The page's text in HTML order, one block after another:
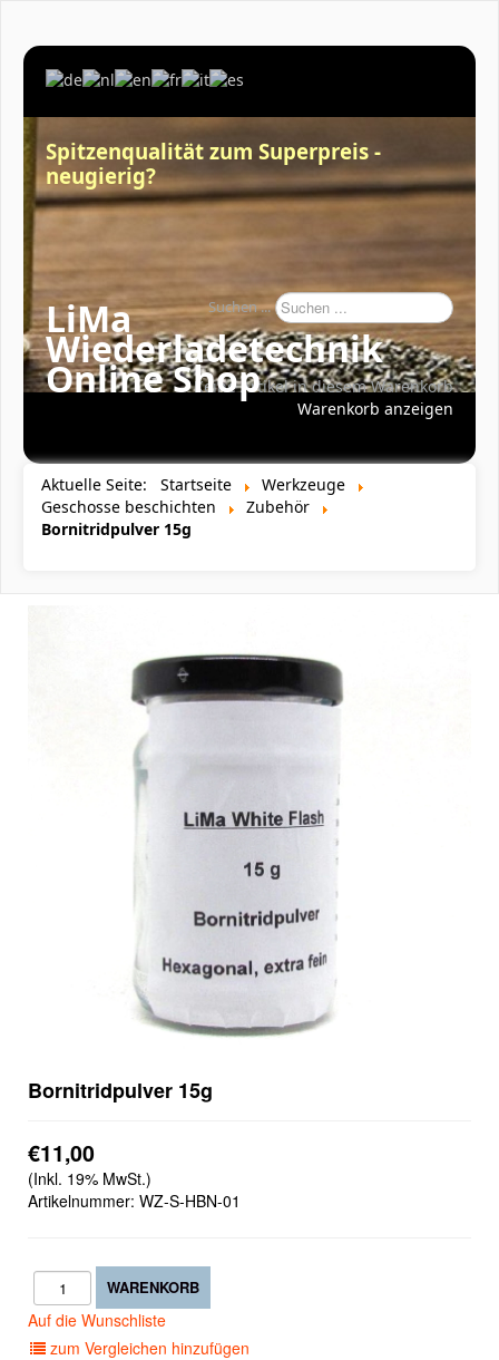
Spitzenqualität zum Superpreis -
neugierig?
Suchen ...
Keine Artikel in diesem Warenkorb
Warenkorb anzeigen
LiMa
Wiederladetechnik
Online Shop
Aktuelle Seite: Startseite
Werkzeuge
Geschosse beschichten
Zubehör
Bornitridpulver 15g
Bornitridpulver 15g
€11,00
(Inkl. 19% MwSt.)
Artikelnummer: WZ-S-HBN-01
Auf die Wunschliste
zum Vergleichen hinzufügen